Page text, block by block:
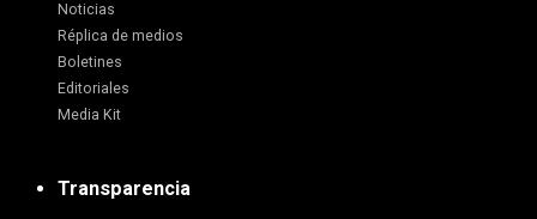
Noticias
Réplica de medios
Boletines
Editoriales
Media Kit
Transparencia